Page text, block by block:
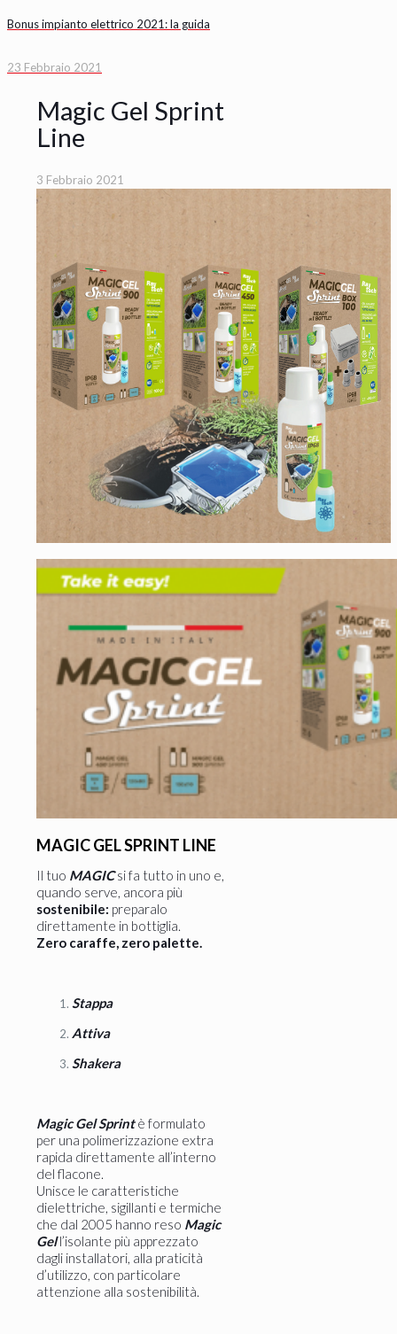
Bonus impianto elettrico 2021: la guida
23 Febbraio 2021
Magic Gel Sprint
Line
3 Febbraio 2021
MAGIC GEL SPRINT LINE
Il tuo MAGICsi fa tutto in uno e,
quando serve, ancora più
sostenibile: preparalo
direttamente in bottiglia.
Zero caraffe, zero palette.
Stappa
Attiva
Shakera
Magic Gel Sprintè formulato
per una polimerizzazione extra
rapida direttamente all’interno
del flacone.
Unisce le caratteristiche
dielettriche, sigillanti e termiche
che dal 2005 hanno reso Magic
Gell’isolante più apprezzato
dagli installatori, alla praticità
d’utilizzo, con particolare
attenzione alla sostenibilità.